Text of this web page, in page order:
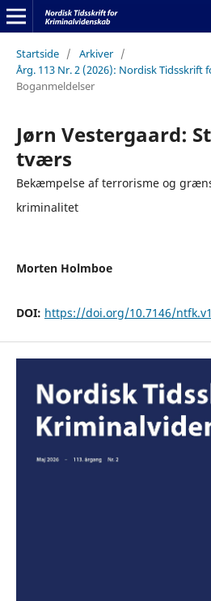
Startside / Arkiver /
Årg. 113 Nr. 2 (2026): Nordisk Tidsskrift
Boganmeldelser
Jørn Vestergaard:
tværs
Bekæmpelse af terrorisme og
kriminalitet
Morten Holmboe
DOI: https://doi.org/10.7146/